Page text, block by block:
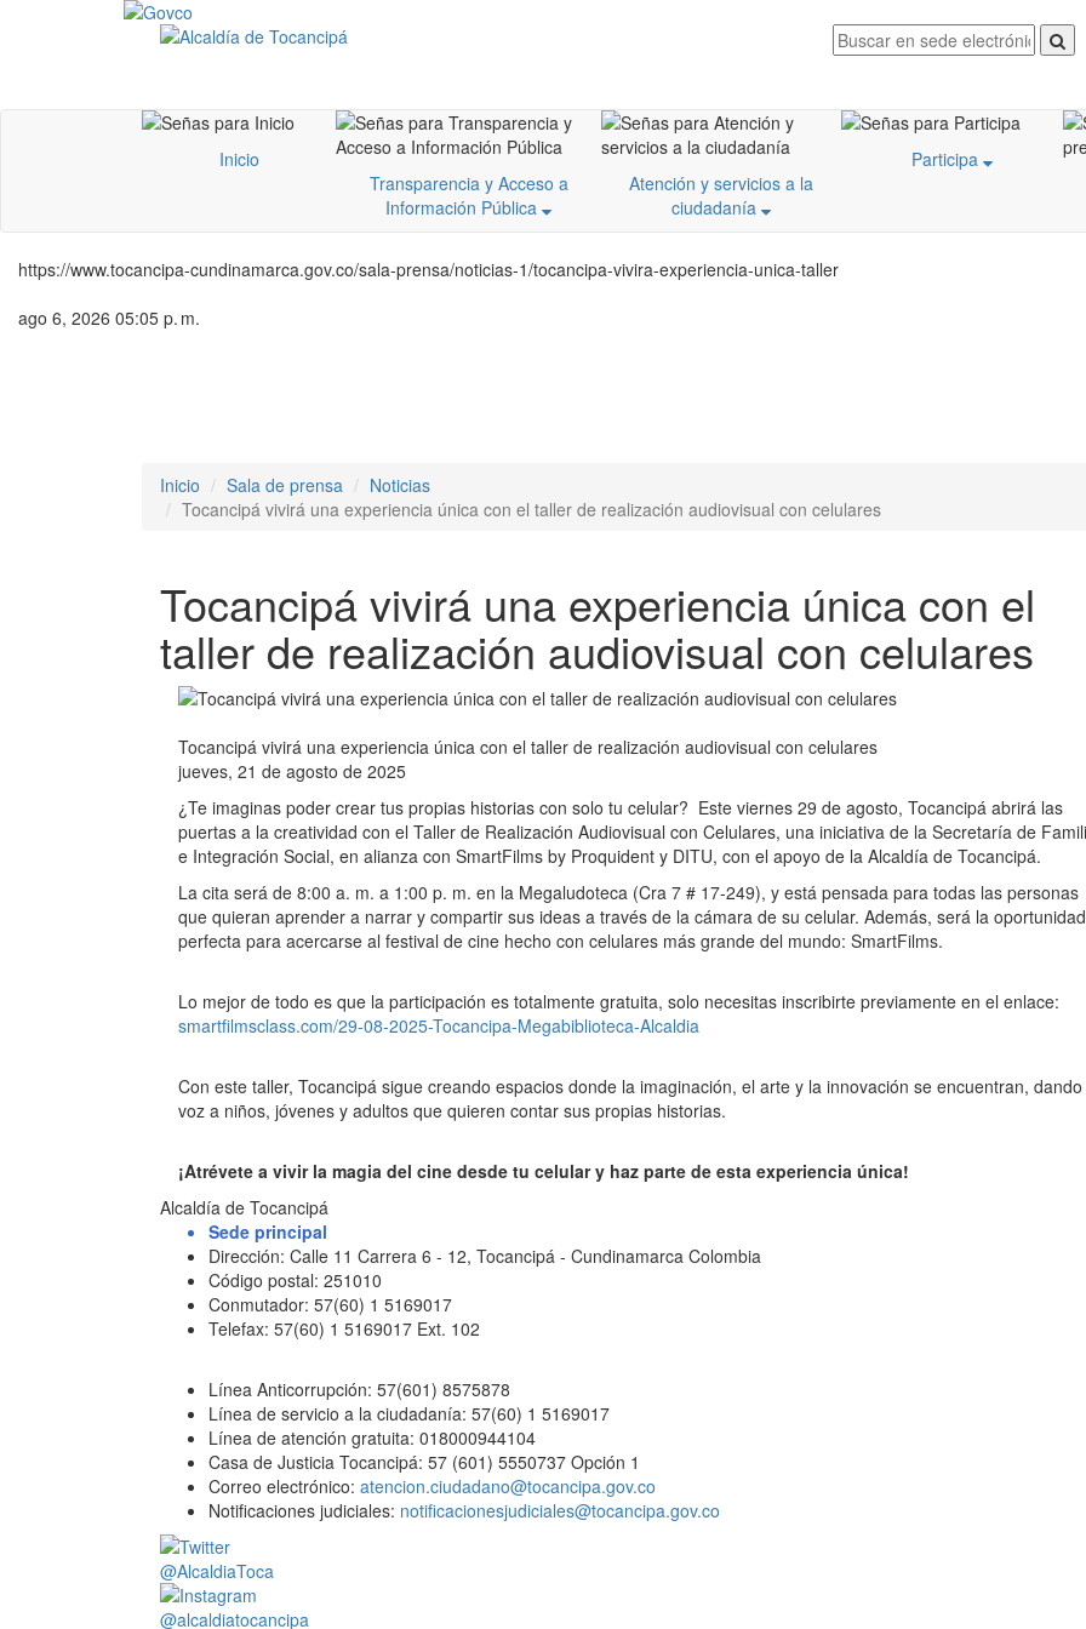
Inicio
Transparencia y Acceso a
Información Pública
Atención y servicios a la
ciudadanía
Participa
https://www.tocancipa-cundinamarca.gov.co/sala-prensa/noticias-1/tocancipa-vivira-experiencia-unica-taller
ago 6, 2026 05:05 p. m.
Inicio Sala de prensa
Noticias
Tocancipá vivirá una experiencia única con el taller de realización audiovisual con celulares
Tocancipá vivirá una experiencia única con el
taller de realización audiovisual con celulares
Tocancipá vivirá una experiencia única con el taller de realización audiovisual con celulares
jueves, 21 de agosto de 2025
¿Te imaginas poder crear tus propias historias con solo tu celular? Este viernes 29 de agosto, Tocancipá abrirá las
puertas a la creatividad con el Taller de Realización Audiovisual con Celulares, una iniciativa de la Secretaría de
e Integración Social, en alianza con SmartFilms by Proquident y DITU, con el apoyo de la Alcaldía de Tocancipá.
La cita será de 8:00 a. m. a 1:00 p. m. en la Megaludoteca (Cra 7 # 17-249), y está pensada para todas las personas
que quieran aprender a narrar y compartir sus ideas a través de la cámara de su celular. Además, será la oportunidad
perfecta para acercarse al festival de cine hecho con celulares más grande del mundo: SmartFilms.
Lo mejor de todo es que la participación es totalmente gratuita, solo necesitas inscribirte previamente en el enlace:
smartfilmsclass.com/29-08-2025-Tocancipa-Megabiblioteca-Alcaldia
Con este taller, Tocancipá sigue creando espacios donde la imaginación, el arte y la innovación se encuentran, dando
voz a niños, jóvenes y adultos que quieren contar sus propias historias.
¡Atrévete a vivir la magia del cine desde tu celular y haz parte de esta experiencia única!
Alcaldía de Tocancipá
Sede principal
Dirección: Calle 11 Carrera 6 - 12, Tocancipá - Cundinamarca Colombia
Código postal: 251010
Conmutador: 57(60) 1 5169017
Telefax: 57(60) 1 5169017 Ext. 102
Línea Anticorrupción: 57(601) 8575878
Línea de servicio a la ciudadanía: 57(60) 1 5169017
Línea de atención gratuita: 018000944104
Casa de Justicia Tocancipá: 57 (601) 5550737 Opción 1
Correo electrónico: atencion.ciudadano@tocancipa.gov.co
Notificaciones judiciales: notificacionesjudiciales@tocancipa.gov.co
@AlcaldiaToca
@alcaldiatocancipa